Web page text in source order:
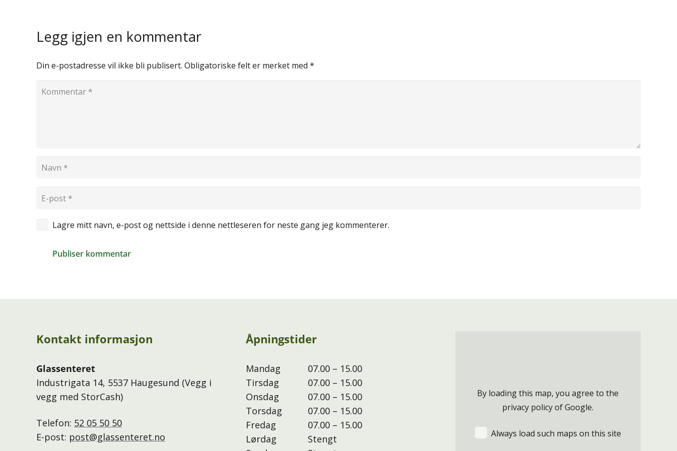
Legg igjen en kommentar
Din e-postadresse vil ikke bli publisert. Obligatoriske felt er merket med *
Lagre mitt navn, e-post og nettside i denne nettleseren for neste gang jeg kommenterer.
Publiser kommentar
Kontakt informasjon
Glassenteret
Industrigata 14, 5537 Haugesund (Vegg i
vegg med StorCash)
Telefon: 52 05 50 50
E-post: post@glassenteret.no
Åpningstider
Mandag
07.00 – 15.00
Tirsdag
07.00 – 15.00
Onsdag
07.00 – 15.00
Torsdag
07.00 – 15.00
Fredag
07.00 – 15.00
Lørdag
Stengt
By loading this map, you agree to the
privacy policy ofGoogle.
Always load such maps on this site